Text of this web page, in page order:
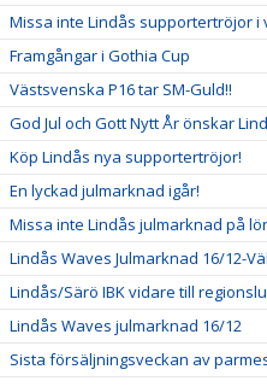
Missa inte Lindås supportertröjor i
Framgångar i Gothia Cup
Västsvenska P16 tar SM-Guld!!
God Jul och Gott Nytt År önskar
Köp Lindås nya supportertröjor!
En lyckad julmarknad igår!
Missa inte Lindås julmarknad på
Lindås Waves Julmarknad 16/12-
Lindås/Särö IBK vidare till
Lindås Waves julmarknad 16/12
Sista försäljningsveckan av